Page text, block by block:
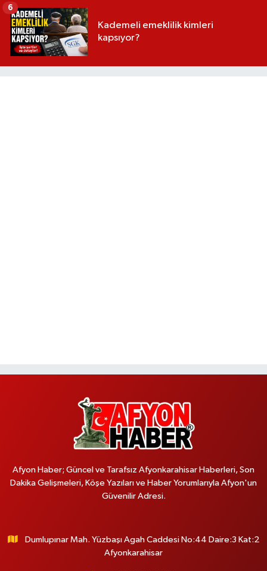
Kademeli emeklilik kimleri
kapsıyor?
6
Afyon Haber; Güncel ve Tarafsız Afyonkarahisar Haberleri, Son
Dakika Gelişmeleri, Köşe Yazıları ve Haber Yorumlarıyla Afyon'un
Güvenilir Adresi.
Dumlupınar Mah. Yüzbaşı Agah Caddesi No:44 Daire:3 Kat:2
Afyonkarahisar